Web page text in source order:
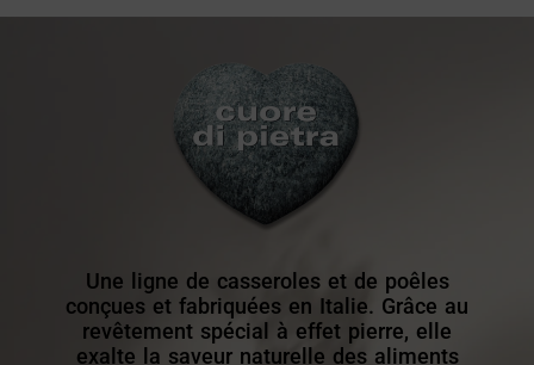
Une ligne de casseroles et de poêles
conçues et fabriquées en Italie. Grâce au
revêtement spécial à effet pierre, elle
exalte la saveur naturelle des aliments